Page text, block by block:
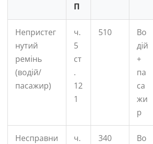
П
Непристег
нутий
ремінь
(водій/
пасажир)
ч.
5
ст
.
12
1
510
Во
дій
+
па
са
жи
р
Несправни
ч.
340
Во